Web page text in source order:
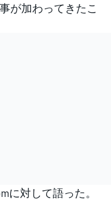
が加わってきたこ
対して語った。